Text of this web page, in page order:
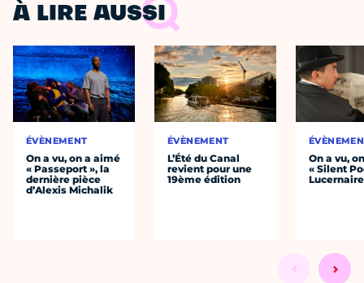
À LIRE AUSSI
ÉVÈNEMENT
On a vu, on a aimé
« Passeport », la
dernière pièce
d’Alexis Michalik
ÉVÈNEMENT
L’Été du Canal
revient pour une
19ème édition
On a vu,
« Silent
Lucernaire